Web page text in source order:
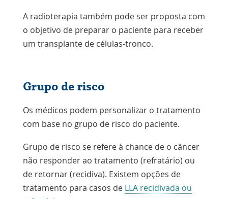
A radioterapia também pode ser proposta com
o objetivo de preparar o paciente para receber
um transplante de células-tronco.
Grupo de risco
Os médicos podem personalizar o tratamento
com base no grupo de risco do paciente.
Grupo de risco se refere à chance de o câncer
não responder ao tratamento (refratário) ou
de retornar (recidiva). Existem opções de
tratamento para casos de LLA recidivada ou